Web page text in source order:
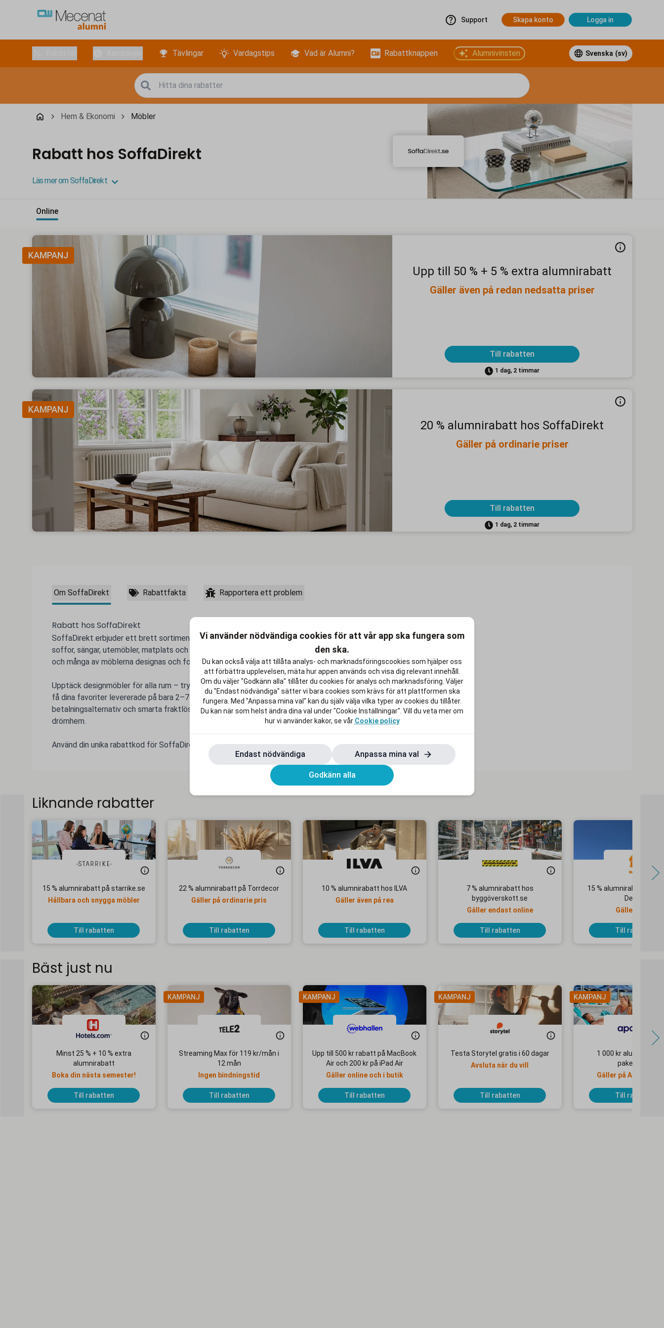
Support Skapa konto Logga in
Tävlingar Vardagstips Vad är Alumni? Rabattknappen Alumnivinsten Svenska (sv)
Hem & Ekonomi Möbler
Rabatt hos SoffaDirekt
Läs mer om SoffaDirekt
Online
KAMPANJ
Upp till 50 % + 5 % extra alumnirabatt
Gäller även på redan nedsatta priser
Till rabatten
1 dag, 2 timmar
KAMPANJ
20 % alumnirabatt hos SoffaDirekt
Gäller på ordinarie priser
Till rabatten
1 dag, 2 timmar
Om SoffaDirekt Rabattfakta Rapportera ett problem
Rabatt hos SoffaDirekt
SoffaDirekt erbjuder ett brett sortiment av trendiga möbler inom kategorierna
soffor, sängar, utemöbler, matplats och textil. Sortimentet uppdateras dagligen,
och många av möblerna designas och formges internt i Norrköping.
Upptäck designmöbler för alla rum – tryggt, smidigt och snabbt! Beställ idag och
få dina favoriter levererade på bara 2–7 arbetsdagar. Med flexibla
betalningsalternativ och smarta fraktlösningar blir det enkelt att skapa ditt
drömhem.
Använd din unika rabattkod för SoffaDirekt och gör livet efter studierna lite rikare.
Liknande rabatter
15 % alumnirabatt på starrike.se
Hållbara och snygga möbler
Till rabatten
22 % alumnirabatt på Torrdecor
Gäller på ordinarie pris
Till rabatten
10 % alumnirabatt hos ILVA
Gäller även på rea
Till rabatten
7 % alumnirabatt hos
byggöverskott.se
Gäller endast online
Till rabatten
15 % alumnirabatt hos
Design
Gäller ej för
tjänster
Till rabatten
Bäst just nu
Minst 25 % + 10 % extra
alumnirabatt
Boka din nästa semester!
Till rabatten
KAMPANJ
Streaming Max för 119 kr/mån i
12 mån
Ingen bindningstid
Till rabatten
KAMPANJ
Upp till 500 kr rabatt på MacBook
Air och 200 kr på iPad Air
Gäller online och i butik
Till rabatten
KAMPANJ
Testa Storytel gratis i 60 dagar
Avsluta när du vill
Till rabatten
KAMPANJ
1 000 kr
paketresor
Gäller på Apollo
Till rabatten
Vi använder nödvändiga cookies för att vår app ska fungera som
den ska.
Du kan också välja att tillåta analys- och marknadsföringscookies som hjälper oss
att förbättra upplevelsen, mäta hur appen används och visa dig relevant innehåll.
Om du väljer "Godkänn alla" tillåter du cookies för analys och marknadsföring. Väljer
du "Endast nödvändiga" sätter vi bara cookies som krävs för att plattformen ska
fungera. Med "Anpassa mina val" kan du själv välja vilka typer av cookies du tillåter.
Du kan när som helst ändra dina val under "Cookie Inställningar". Vill du veta mer om
hur vi använder kakor, se vår Cookie policy
Endast nödvändiga Anpassa mina val
Godkänn alla